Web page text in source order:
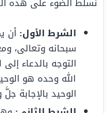
الشرط الأول: أن
سبحانه وتعالى،
التوجه بالدعاء
الله وحده هو
الوحيد بالإجابة جلَّ